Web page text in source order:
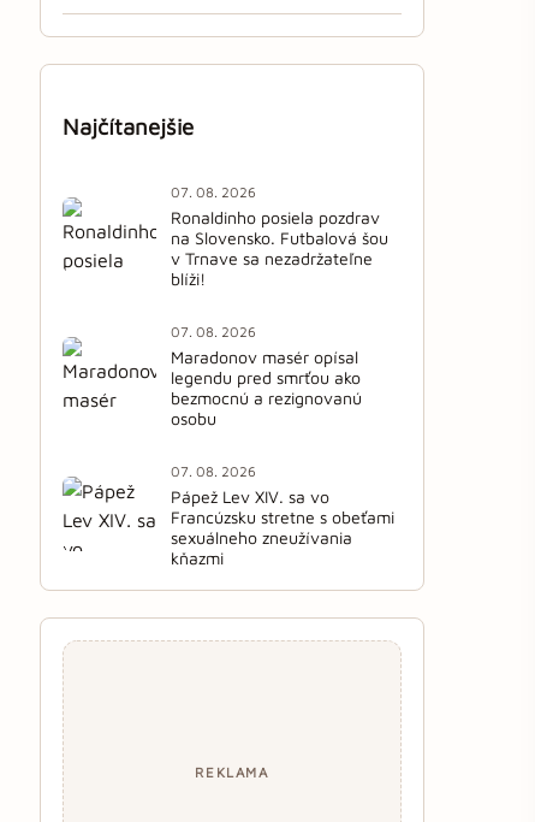
Najčítanejšie
07. 08. 2026
Ronaldinho posiela pozdrav
na Slovensko. Futbalová šou
v Trnave sa nezadržateľne
blíži!
07. 08. 2026
Maradonov masér opísal
legendu pred smrťou ako
bezmocnú a rezignovanú
osobu
07. 08. 2026
Pápež Lev XIV. sa vo
Francúzsku stretne s obeťami
sexuálneho zneužívania
kňazmi
REKLAMA